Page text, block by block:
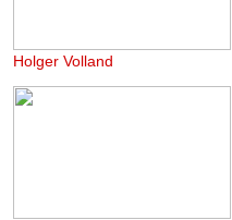
Holger Volland